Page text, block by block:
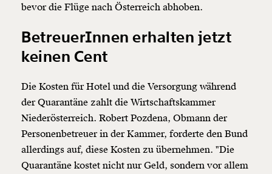
bevor die Flüge nach Österreich abhoben.
BetreuerInnen erhalten jetzt
keinen Cent
Die Kosten für Hotel und die Versorgung während
der Quarantäne zahlt die Wirtschaftskammer
Niederösterreich. Robert Pozdena, Obmann der
Personenbetreuer in der Kammer, forderte den Bund
allerdings auf, diese Kosten zu übernehmen. "Die
Quarantäne kostet nicht nur Geld, sondern vor allem